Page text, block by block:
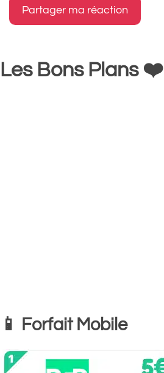
Les Bons Plans ❤️
📱 Forfait Mobile